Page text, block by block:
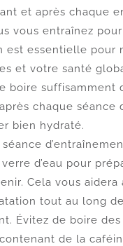
et après chaque
vous entraînez
est essentielle pour
et votre santé
boire suffisamment
chaque séance
bien hydraté.
d’eau pour
Cela vous
tout au long
Évitez de boire des
de la